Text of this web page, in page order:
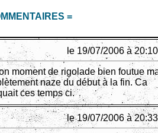
=
le 19/07/2006 à
moment de rigolade bien foutue
naze du début à la fin. Ca
ces temps ci.
le 19/07/2006 à